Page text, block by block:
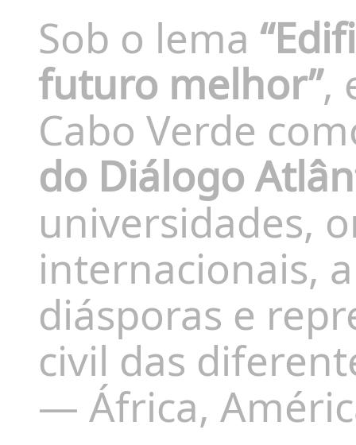
Sob o lema
futuro melhor”,
Cabo Verde
do Diálogo
universidades,
internacionais,
diásporas e
civil das
— África,